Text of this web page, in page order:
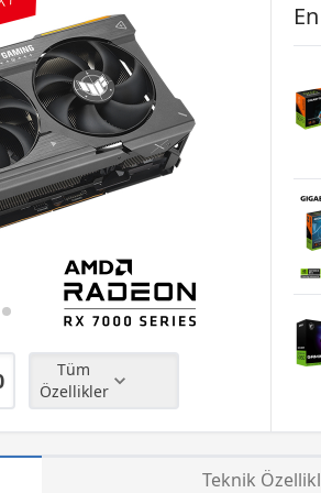
Tüm
Özellikler
Teknik